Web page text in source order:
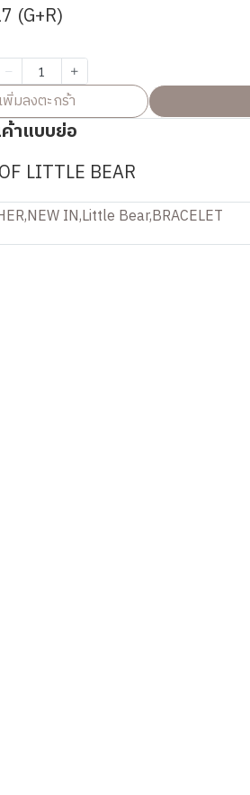
(G+R)
เพิ่มลงตะกร้า
าแบบย่อ
LITTLE BEAR
,NEW IN,Little Bear,BRACELET